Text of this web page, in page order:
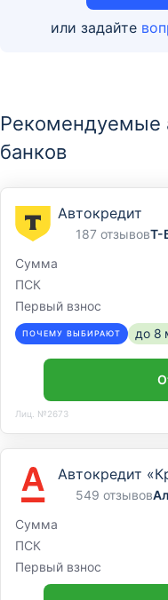
Дополнительный
356530,
Дополнительный
с. Курсавка, ул.
Отделение
Дополнительный
356126,
ул. Молодежная, д. 5
Отделение
Дополнительный
356126,
Отделение
Дополнительный
356800,
ул. Гирченко, д. 110
или задайте
Рекомендуемые
банков
Автокредит
187 отзывовТ-
Сумма
ПСК
Первый взнос
ПОЧЕМУ ВЫБИРАЮТ до 8
Лиц. №2673
Автокредит
549 отзывов
Сумма
ПСК
Первый взнос